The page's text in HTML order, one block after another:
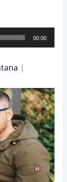
00:00
|